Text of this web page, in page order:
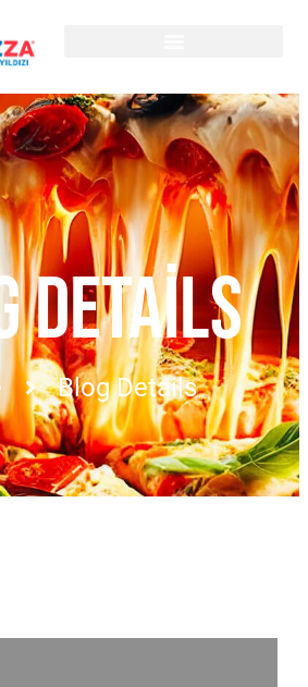
DETAILS
Blog Details